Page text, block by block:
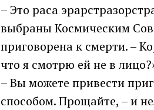
– Это раса
выбраны Космическим
приговорена к смерти. –
что я смотрю ей не в
– Вы можете привести
способом. Прощайте, – и